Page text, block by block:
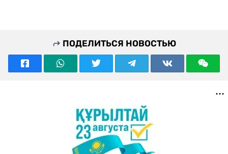
ПОДЕЛИТЬСЯ НОВОСТЬЮ